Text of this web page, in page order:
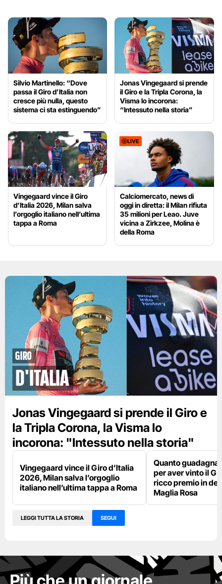
Silvio Martinello: “Dove
passa il Giro d’Italia non
cresce più nulla, questo
sistema ci sta estinguendo”
Jonas Vingegaard si prende
il Giro e la Tripla Corona, la
Visma lo incorona:
“Intessuto nella storia”
Vingegaard vince il Giro
d’Italia 2026, Milan salva
l’orgoglio italiano nell’ultima
tappa a Roma
LIVE
Calciomercato, news di
oggi in diretta: il Milan rifiuta
35 milioni per Leao. Juve
vicina a Zirkzee, Molina è
della Roma
Giro
d'Italia
Jonas Vingegaard si prende il Giro e
la Tripla Corona, la Visma lo
incorona: "Intessuto nella storia"
Vingegaard vince il Giro d’Italia
2026, Milan salva l’orgoglio
italiano nell’ultima tappa a Roma
Quanto guadagna
per aver vinto il
ricco premio in
Maglia Rosa
LEGGI TUTTA LA STORIA SEGUI